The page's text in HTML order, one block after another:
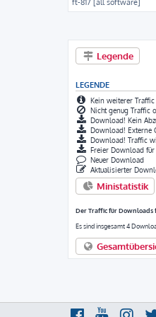
Legende
LEGENDE
Kein weiterer
Nicht genug Traffic
Download! Kein
Download! Externe
Download! Traffic
Freier Download für
Neuer Download
Aktualisierter
Ministatistik
Der Traffic für Downloads
Es sind insgesamt 4